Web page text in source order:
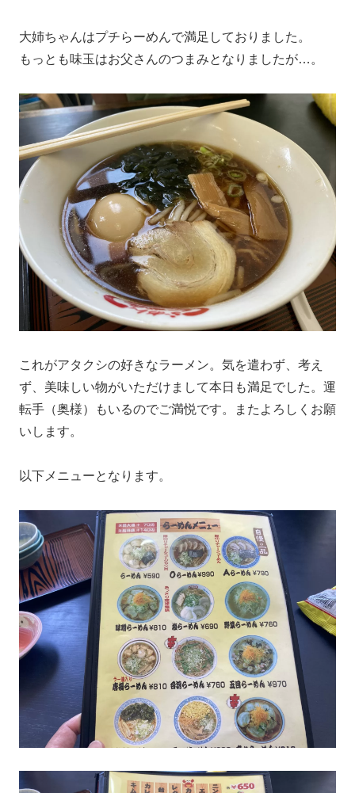
大姉ちゃんはプチらーめんで満足しておりました。
もっとも味玉はお父さんのつまみとなりましたが…。
これがアタクシの好きなラーメン。気を遣わず、考え
ず、美味しい物がいただけまして本日も満足でした。運
転手（奥様）もいるのでご満悦です。またよろしくお願
いします。
以下メニューとなります。